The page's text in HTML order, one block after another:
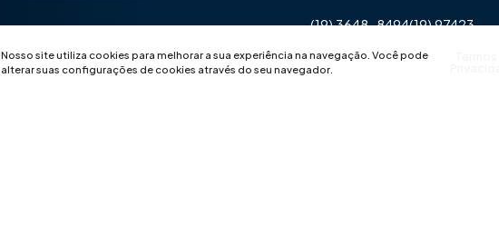
Nosso site utiliza cookies para melhorar a sua experiência na navegação. Você pode
alterar suas configurações de cookies através do seu navegador.
(19) 3648-8494(19) 97423-